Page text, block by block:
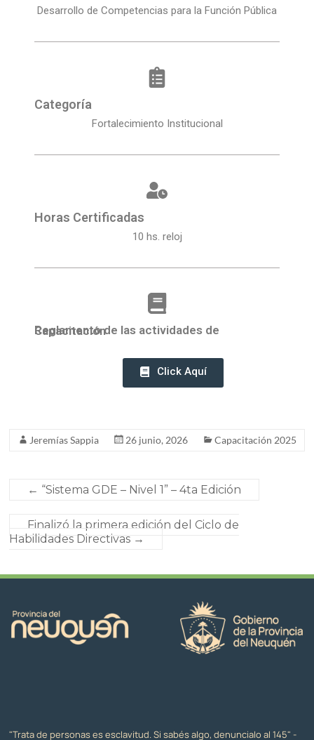
Desarrollo de Competencias para la Función Pública
Categoría
Fortalecimiento Institucional
Horas Certificadas
10 hs. reloj
Reglamento de las actividades de Capacitación
Click Aquí
Jeremías Sappia 26 junio, 2026 Capacitación 2025
← “Sistema GDE – Nivel 1” – 4ta Edición
Finalizó la primera edición del Ciclo de
Habilidades Directivas →
"Trata de personas es esclavitud. Si sabés algo, denuncialo al 145" -